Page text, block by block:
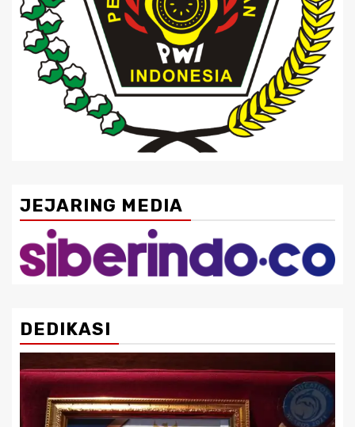
JEJARING MEDIA
DEDIKASI